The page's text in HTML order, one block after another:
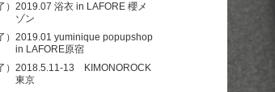
）2019.07 浴衣 in LAFORE 櫻メ
ゾン
）2019.01 yuminique popupshop
in LAFORE原宿
了）2018.5.11-13 KIMONOROCK
東京